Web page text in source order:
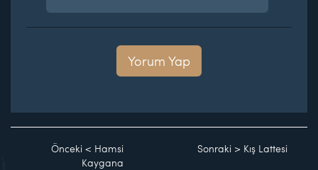
Yorum Yap
Önceki < Hamsi
Kaygana
Sonraki > Kış Lattesi